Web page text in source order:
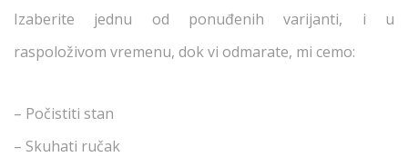
Izaberite jednu od ponuđenih varijanti, i u
raspoloživom vremenu, dok vi odmarate, mi cemo:
– Počistiti stan
– Skuhati ručak